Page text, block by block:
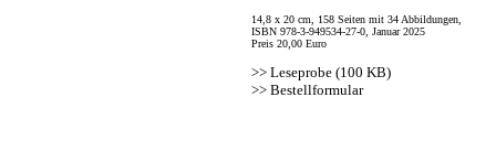
14,8 x 20 cm, 158 Seiten mit 34 Abbildungen,
ISBN 978-3-949534-27-0, Januar 2025
Preis 20,00 Euro
>> Leseprobe (100 KB)
>> Bestellformular